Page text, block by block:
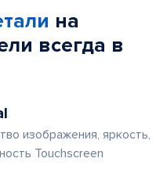
на
всегда в
изображения, яркость,
Touchscreen